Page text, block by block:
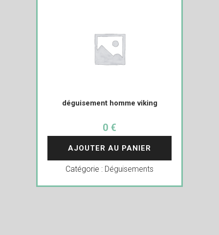
déguisement homme viking
0 €
AJOUTER AU PANIER
Catégorie : Déguisements